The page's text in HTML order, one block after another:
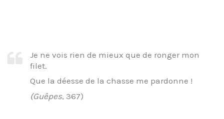
Je ne vois rien de mieux que de ronger mon
filet.
Que la déesse de la chasse me pardonne !
(Guêpes, 367)